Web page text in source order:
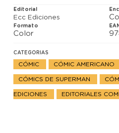
Editorial
Ecc Ediciones
Formato
Color
CATEGORIAS
CÓMIC CÓMIC AMERICANO
CÓMICS DE SUPERMAN
EDICIONES EDITORIALES